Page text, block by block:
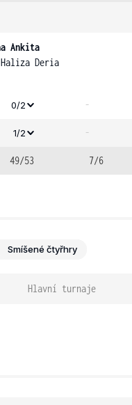
Ankita
Deria
0/2 -
1/2 -
49/53 7/6
Smíšené čtyřhry
Hlavní turnaje